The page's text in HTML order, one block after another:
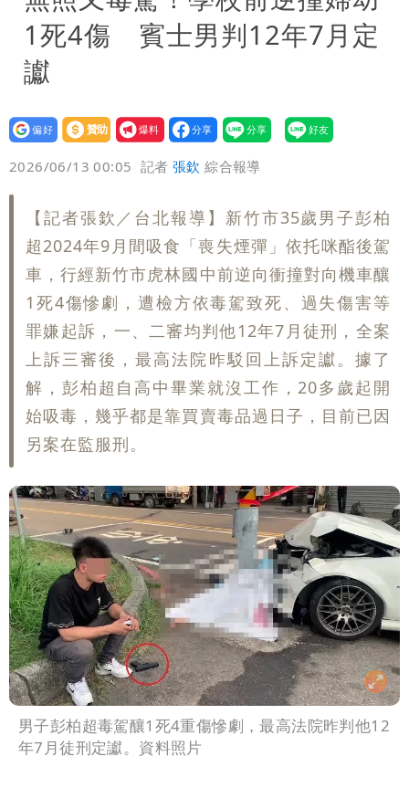
變強」 路徑分歧藏警訊：不利強度維持
1死4傷 賓士男判12年7月定
讞
設為
贊助
我要
爆料
2026/06/13 00:05 記者張欽 綜合報導
【記者張欽／台北報導】新竹市35歲男子彭柏
超2024年9月間吸食「喪失煙彈」依托咪酯後駕
車，行經新竹市虎林國中前逆向衝撞對向機車釀
1死4傷慘劇，遭檢方依毒駕致死、過失傷害等
罪嫌起訴，一、二審均判他12年7月徒刑，全案
上訴三審後，最高法院昨駁回上訴定讞。據了
解，彭柏超自高中畢業就沒工作，20多歲起開
始吸毒，幾乎都是靠買賣毒品過日子，目前已因
另案在監服刑。
男子彭柏超毒駕釀1死4重傷慘劇，最高法院昨判他12
年7月徒刑定讞。資料照片